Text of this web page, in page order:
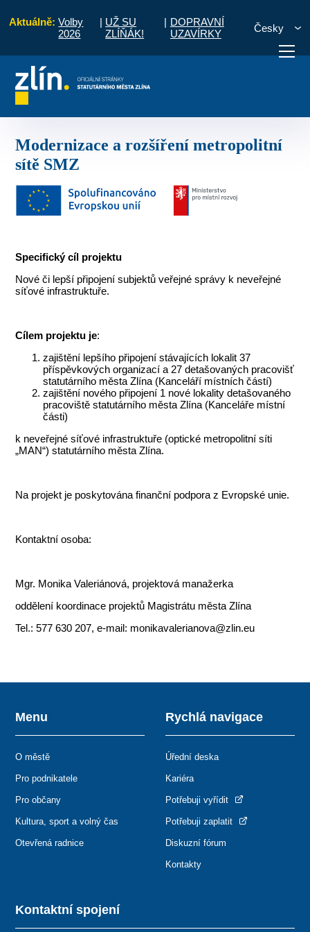
Aktuálně: Volby
2026
| UŽ SU
ZLÍŇÁK!
| DOPRAVNÍ
UZAVÍRKY
Česky
vyřídit Potřebuji zaplatit Diskuzní
Modernizace a rozšíření metropolitní
sítě SMZ
Specifický cíl projektu
Nové či lepší připojení subjektů veřejné správy k neveřejné
síťové infrastruktuře.
Cílem projektu je:
zajištění lepšího připojení stávajících lokalit 37
příspěvkových organizací a 27 detašovaných pracovišť
statutárního města Zlína (Kanceláří místních částí)
zajištění nového připojení 1 nové lokality detašovaného
pracoviště statutárního města Zlína (Kanceláře místní
části)
k neveřejné síťové infrastruktuře (optické metropolitní síti
„MAN“) statutárního města Zlína.
Na projekt je poskytována finanční podpora z Evropské unie.
Kontaktní osoba:
Mgr. Monika Valeriánová, projektová manažerka
oddělení koordinace projektů Magistrátu města Zlína
Tel.: 577 630 207, e-mail: monikavalerianova@zlin.eu
Kontaktní spojení
Menu
O městě
Pro podnikatele
Pro občany
Kultura, sport a volný čas
Otevřená radnice
Rychlá navigace
Úřední deska
Kariéra
Potřebuji vyřídit
Potřebuji zaplatit
Diskuzní fórum
Kontakty